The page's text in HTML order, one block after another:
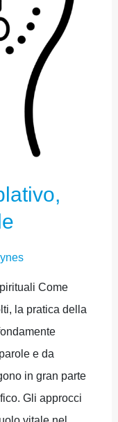
Come
la pratica della
e da
in gran parte
Gli approcci